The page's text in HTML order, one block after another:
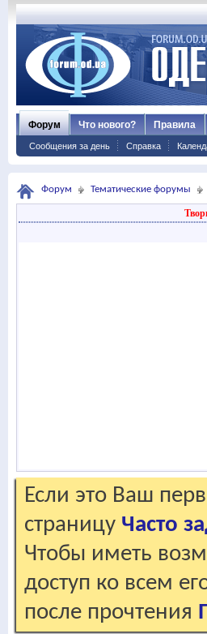
Форум
Сообщения за день Справка
Что нового? Правила
Форум Тематические форумы
Если это Ваш
страницу Часто
Чтобы иметь
доступ ко всем
после прочтения